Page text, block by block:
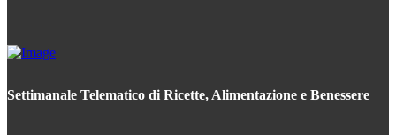
Settimanale Telematico di Ricette, Alimentazione e Benessere